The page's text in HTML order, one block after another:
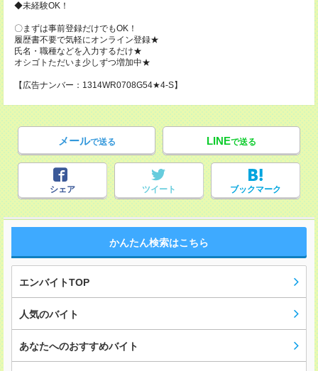
◆未経験OK！
〇まずは事前登録だけでもOK！
履歴書不要で気軽にオンライン登録★
氏名・職種などを入力するだけ★
オシゴトただいま少しずつ増加中★
【広告ナンバー：1314WR0708G54★4-S】
メールで送る LINEで送る
シェア ツイート ブックマーク
かんたん検索はこちら
エンバイトTOP
人気のバイト
あなたへのおすすめバイト